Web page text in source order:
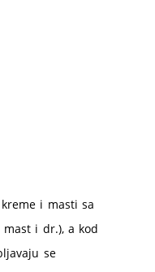
i masti sa
i dr.), a kod
se